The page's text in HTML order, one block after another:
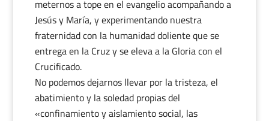
meternos a tope en el evangelio acompañando a
Jesús y María, y experimentando nuestra
fraternidad con la humanidad doliente que se
entrega en la Cruz y se eleva a la Gloria con el
Crucificado.
No podemos dejarnos llevar por la tristeza, el
abatimiento y la soledad propias del
«confinamiento y aislamiento social, las